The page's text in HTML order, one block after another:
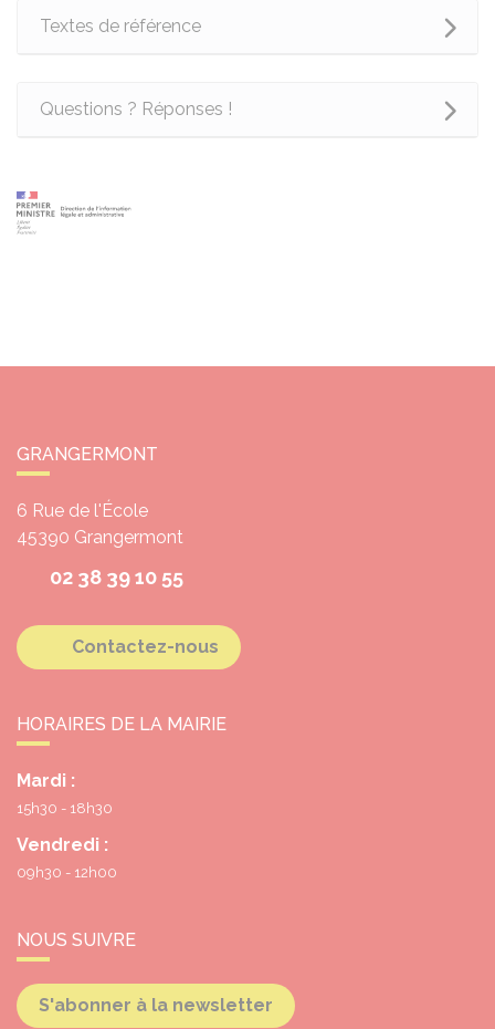
Textes de référence
Questions ? Réponses !
GRANGERMONT
6 Rue de l'École
45390 Grangermont
02 38 39 10 55
Contactez-nous
HORAIRES DE LA MAIRIE
Mardi :
15h30 - 18h30
Vendredi :
09h30 - 12h00
NOUS SUIVRE
S'abonner à la newsletter